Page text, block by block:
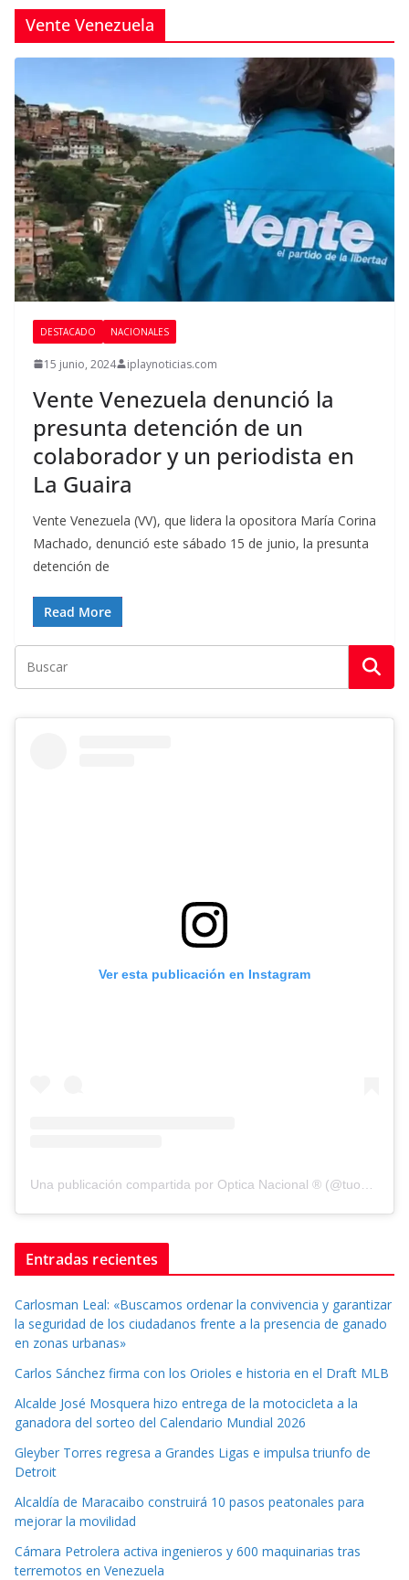
Vente Venezuela
DESTACADO NACIONALES
15 junio, 2024 iplaynoticias.com
Vente Venezuela denunció la
presunta detención de un
colaborador y un periodista en
La Guaira
Vente Venezuela (VV), que lidera la opositora María Corina
Machado, denunció este sábado 15 de junio, la presunta
detención de
Read More
Ver esta publicación en Instagram
Una publicación compartida por Optica Nacional ® (@tuopticanacional)
Entradas recientes
Carlosman Leal: «Buscamos ordenar la convivencia y garantizar
la seguridad de los ciudadanos frente a la presencia de ganado
en zonas urbanas»
Carlos Sánchez firma con los Orioles e historia en el Draft MLB
Alcalde José Mosquera hizo entrega de la motocicleta a la
ganadora del sorteo del Calendario Mundial 2026
Gleyber Torres regresa a Grandes Ligas e impulsa triunfo de
Detroit
Alcaldía de Maracaibo construirá 10 pasos peatonales para
mejorar la movilidad
Cámara Petrolera activa ingenieros y 600 maquinarias tras
terremotos en Venezuela